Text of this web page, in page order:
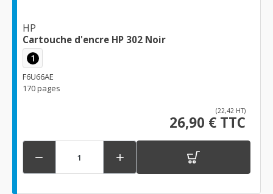
HP
Cartouche d'encre HP 302 Noir
1
F6U66AE
170 pages
(22,42 HT)
26,90 € TTC
 